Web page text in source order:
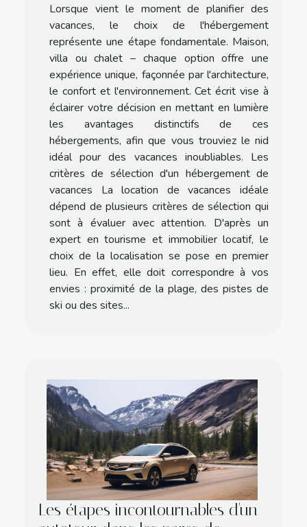
Lorsque vient le moment de planifier des
vacances, le choix de l'hébergement
représente une étape fondamentale. Maison,
villa ou chalet – chaque option offre une
expérience unique, façonnée par l'architecture,
le confort et l'environnement. Cet écrit vise à
éclairer votre décision en mettant en lumière
les avantages distinctifs de ces
hébergements, afin que vous trouviez le nid
idéal pour des vacances inoubliables. Les
critères de sélection d'un hébergement de
vacances La location de vacances idéale
dépend de plusieurs critères de sélection qui
sont à évaluer avec attention. D'après un
expert en tourisme et immobilier locatif, le
choix de la localisation se pose en premier
lieu. En effet, elle doit correspondre à vos
envies : proximité de la plage, des pistes de
ski ou des sites...
Les étapes incontournables d'un